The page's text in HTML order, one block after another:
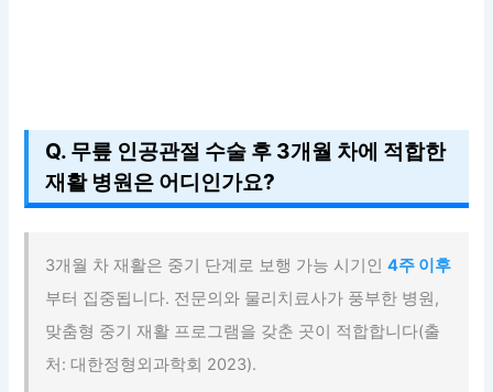
Q. 무릎 인공관절 수술 후 3개월 차에 적합한
재활 병원은 어디인가요?
3개월 차 재활은 중기 단계로 보행 가능 시기인4주 이후
부터 집중됩니다. 전문의와 물리치료사가 풍부한 병원,
맞춤형 중기 재활 프로그램을 갖춘 곳이 적합합니다(출
처: 대한정형외과학회 2023).